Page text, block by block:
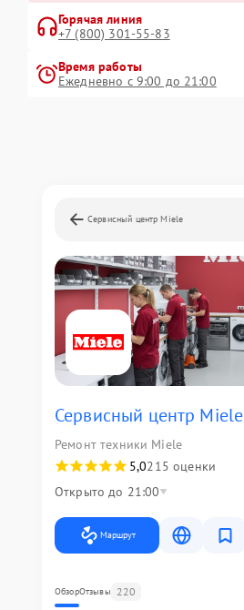
Горячая линия
+7 (800) 301-55-83
Время работы
Ежедневно с 9:00 до 21:00
Сервисный центр Miele
Сервисный центр Miele
Ремонт техники Miele
5,0215 оценки
Открыто до 21:00
Маршрут
ОбзорОтзывы 220